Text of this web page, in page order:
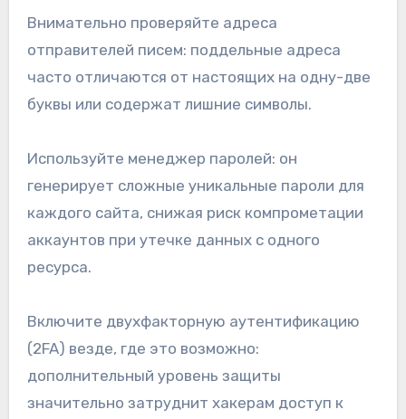
Внимательно проверяйте адреса
отправителей писем: поддельные адреса
часто отличаются от настоящих на одну-две
буквы или содержат лишние символы.
Используйте менеджер паролей: он
генерирует сложные уникальные пароли для
каждого сайта, снижая риск компрометации
аккаунтов при утечке данных с одного
ресурса.
Включите двухфакторную аутентификацию
(2FA) везде, где это возможно:
дополнительный уровень защиты
значительно затруднит хакерам доступ к